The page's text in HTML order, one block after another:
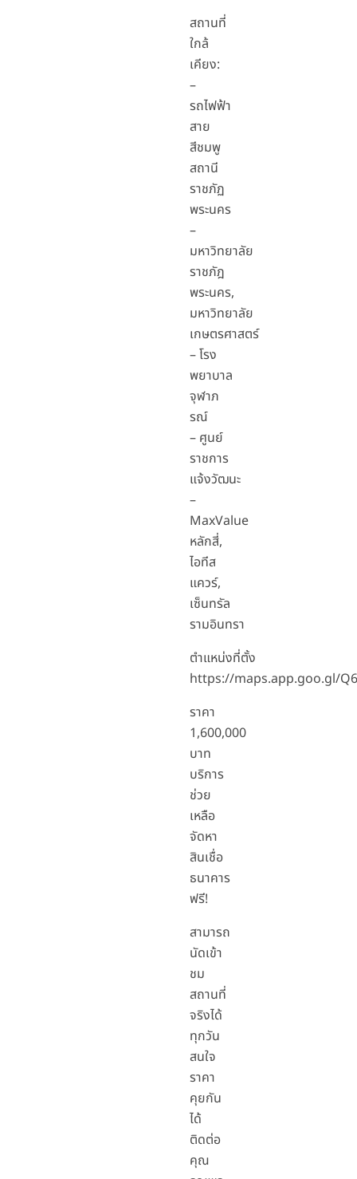
สถานที่
ใกล้
เคียง:
–
รถไฟฟ้า
สาย
สีชมพู
สถานี
ราชภัฏ
พระนคร
–
มหาวิทยาลัย
ราชภัฎ
พระนคร,
มหาวิทยาลัย
เกษตรศาสตร์
– โรง
พยาบาล
จุฬาภ
รณ์
– ศูนย์
ราชการ
แจ้งวัฒนะ
–
MaxValue
หลักสี่,
ไอทีส
แควร์,
เซ็นทรัล
รามอินทรา
ตำแหน่งที่ตั้ง
https://maps.app.goo.gl/
ราคา
1,600,000
บาท
บริการ
ช่วย
เหลือ
จัดหา
สินเชื่อ
ธนาคาร
ฟรี!
สามารถ
นัดเข้า
ชม
สถานที่
จริงได้
ทุกวัน
สนใจ
ราคา
คุยกัน
ได้
ติดต่อ
คุณ